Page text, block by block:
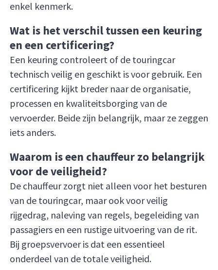
enkel kenmerk.
Wat is het verschil tussen een keuring
en een certificering?
Een keuring controleert of de touringcar
technisch veilig en geschikt is voor gebruik. Een
certificering kijkt breder naar de organisatie,
processen en kwaliteitsborging van de
vervoerder. Beide zijn belangrijk, maar ze zeggen
iets anders.
Waarom is een chauffeur zo belangrijk
voor de veiligheid?
De chauffeur zorgt niet alleen voor het besturen
van de touringcar, maar ook voor veilig
rijgedrag, naleving van regels, begeleiding van
passagiers en een rustige uitvoering van de rit.
Bij groepsvervoer is dat een essentieel
onderdeel van de totale veiligheid.